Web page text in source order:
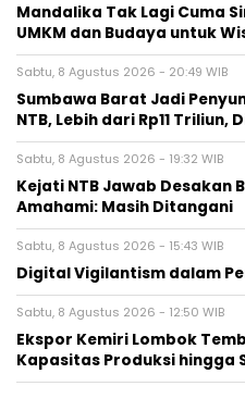
Mandalika Tak Lagi Cuma
UMKM dan Budaya untuk
Sabtu, 8 Agustus 2026 - 20:49 WIB
Sumbawa Barat Jadi
NTB, Lebih dari Rp11 Triliun,
Sabtu, 8 Agustus 2026 - 19:32 WIB
Kejati NTB Jawab Desakan
Amahami: Masih Ditangani
Sabtu, 8 Agustus 2026 - 15:43 WIB
Digital Vigilantism dalam
Sabtu, 8 Agustus 2026 - 12:50 WIB
Ekspor Kemiri Lombok
Kapasitas Produksi